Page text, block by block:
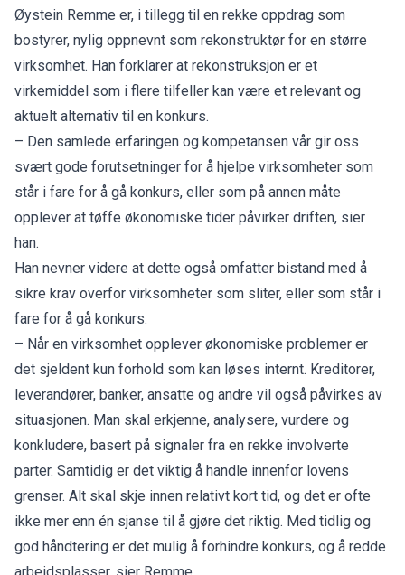
Øystein Remme er, i tillegg til en rekke oppdrag som
bostyrer, nylig oppnevnt som rekonstruktør for en større
virksomhet. Han forklarer at rekonstruksjon er et
virkemiddel som i flere tilfeller kan være et relevant og
aktuelt alternativ til en konkurs.
– Den samlede erfaringen og kompetansen vår gir oss
svært gode forutsetninger for å hjelpe virksomheter som
står i fare for å gå konkurs, eller som på annen måte
opplever at tøffe økonomiske tider påvirker driften, sier
han.
Han nevner videre at dette også omfatter bistand med å
sikre krav overfor virksomheter som sliter, eller som står i
fare for å gå konkurs.
– Når en virksomhet opplever økonomiske problemer er
det sjeldent kun forhold som kan løses internt. Kreditorer,
leverandører, banker, ansatte og andre vil også påvirkes av
situasjonen. Man skal erkjenne, analysere, vurdere og
konkludere, basert på signaler fra en rekke involverte
parter. Samtidig er det viktig å handle innenfor lovens
grenser. Alt skal skje innen relativt kort tid, og det er ofte
ikke mer enn én sjanse til å gjøre det riktig. Med tidlig og
god håndtering er det mulig å forhindre konkurs, og å redde